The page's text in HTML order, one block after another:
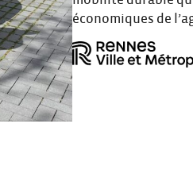
économiques de